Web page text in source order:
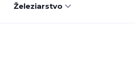
Železiarstvo